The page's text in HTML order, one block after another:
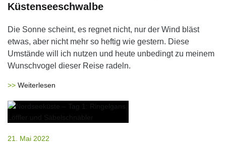
Küstenseeschwalbe
Die Sonne scheint, es regnet nicht, nur der Wind bläst
etwas, aber nicht mehr so heftig wie gestern. Diese
Umstände will ich nutzen und heute unbedingt zu meinem
Wunschvogel dieser Reise radeln.
Weiterlesen
21. Mai 2022